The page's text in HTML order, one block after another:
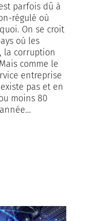
parfois dû à
régulé où
On se croit
où les
la corruption
comme le
entreprise
pas et en
moins 80